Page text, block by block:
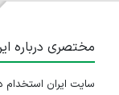
مختصری درباره